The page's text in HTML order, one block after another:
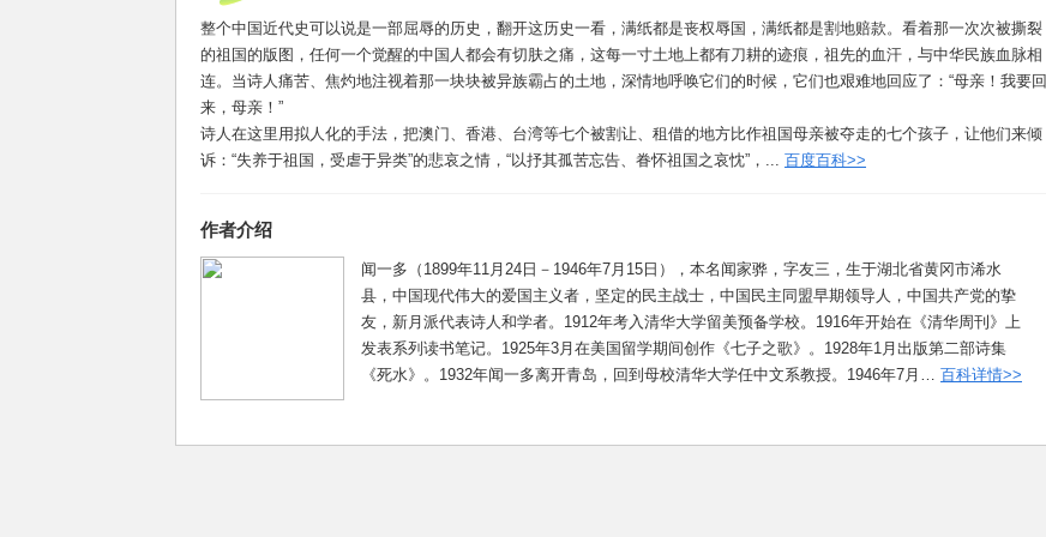
整个中国近代史可以说是一部屈辱的历史，翻开这历史一看，满纸都是丧权辱国，满纸都是割地赔款。看着那一次次被撕裂
的祖国的版图，任何一个觉醒的中国人都会有切肤之痛，这每一寸土地上都有刀耕的迹痕，祖先的血汗，与中华民族血脉相
连。当诗人痛苦、焦灼地注视着那一块块被异族霸占的土地，深情地呼唤它们的时候，它们也艰难地回应了：“母亲！我要回
来，母亲！”
诗人在这里用拟人化的手法，把澳门、香港、台湾等七个被割让、租借的地方比作祖国母亲被夺走的七个孩子，让他们来倾
诉：“失养于祖国，受虐于异类”的悲哀之情，“以抒其孤苦忘告、眷怀祖国之哀忱”，... 百度百科>>
作者介绍
闻一多（1899年11月24日－1946年7月15日），本名闻家骅，字友三，生于湖北省黄冈市浠水
县，中国现代伟大的爱国主义者，坚定的民主战士，中国民主同盟早期领导人，中国共产党的挚
友，新月派代表诗人和学者。1912年考入清华大学留美预备学校。1916年开始在《清华周刊》上
发表系列读书笔记。1925年3月在美国留学期间创作《七子之歌》。1928年1月出版第二部诗集
《死水》。1932年闻一多离开青岛，回到母校清华大学任中文系教授。1946年7月… 百科详情>>